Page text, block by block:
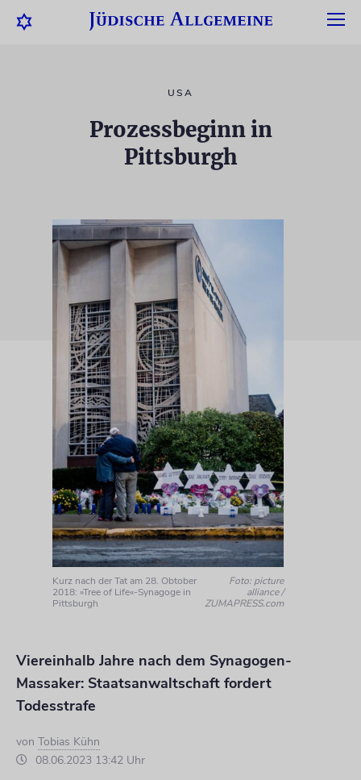
USA
Prozessbeginn in
Pittsburgh
Kurz nach der Tat am 28. Obtober
2018: »Tree of Life«-Synagoge in
Pittsburgh
Foto: picture
alliance /
ZUMAPRESS.com
Viereinhalb Jahre nach dem Synagogen-
Massaker: Staatsanwaltschaft fordert
Todesstrafe
von Tobias Kühn
08.06.2023 13:42 Uhr